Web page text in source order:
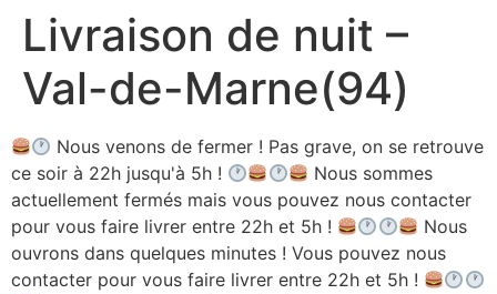
Aller
contenu
Livraison de nuit –
Val-de-Marne(94)
Nous venons de fermer ! Pas grave, on se retrouve
ce soir à 22h jusqu'à 5h !
Nous sommes
actuellement fermés mais vous pouvez nous contacter
pour vous faire livrer entre 22h et 5h !
Nous
ouvrons dans quelques minutes ! Vous pouvez nous
contacter pour vous faire livrer entre 22h et 5h !